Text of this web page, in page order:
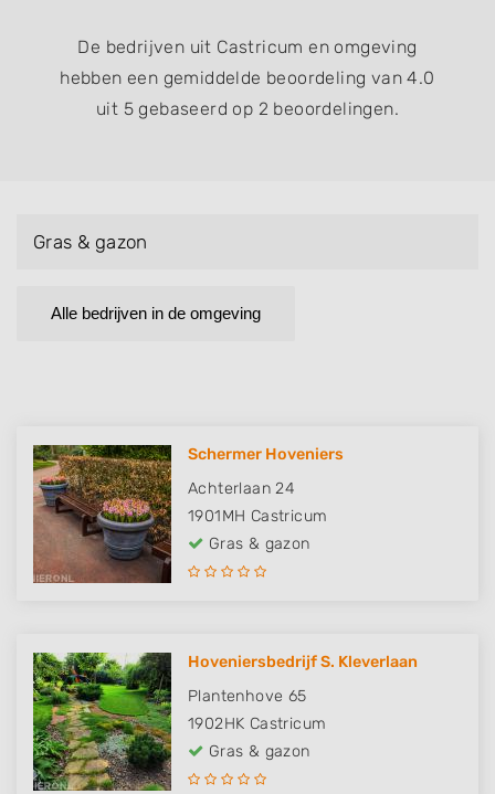
De bedrijven uit Castricum en omgeving
hebben een gemiddelde beoordeling van 4.0
uit 5 gebaseerd op 2 beoordelingen.
Gras & gazon
Alle bedrijven in de omgeving
Schermer Hoveniers
Achterlaan 24
1901MH Castricum
Gras & gazon
Hoveniersbedrijf S. Kleverlaan
Plantenhove 65
1902HK Castricum
Gras & gazon